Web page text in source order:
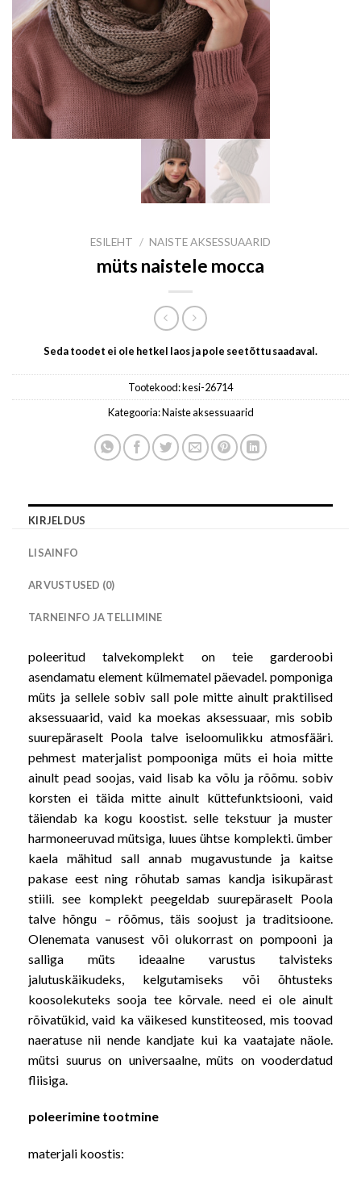
ESILEHT / NAISTE AKSESSUAARID
müts naistele mocca
Seda toodet ei ole hetkel laos ja pole seetõttu saadaval.
Tootekood:kesi-26714
Kategooria:Naiste aksessuaarid
KIRJELDUS
LISAINFO
ARVUSTUSED (0)
TARNEINFO JA TELLIMINE
poleeritud talvekomplekt on teie garderoobi
asendamatu element külmematel päevadel. pomponiga
müts ja sellele sobiv sall pole mitte ainult praktilised
aksessuaarid, vaid ka moekas aksessuaar, mis sobib
suurepäraselt Poola talve iseloomulikku atmosfääri.
pehmest materjalist pompooniga müts ei hoia mitte
ainult pead soojas, vaid lisab ka võlu ja rõõmu. sobiv
korsten ei täida mitte ainult küttefunktsiooni, vaid
täiendab ka kogu koostist. selle tekstuur ja muster
harmoneeruvad mütsiga, luues ühtse komplekti. ümber
kaela mähitud sall annab mugavustunde ja kaitse
pakase eest ning rõhutab samas kandja isikupärast
stiili. see komplekt peegeldab suurepäraselt Poola
talve hõngu – rõõmus, täis soojust ja traditsioone.
Olenemata vanusest või olukorrast on pompooni ja
salliga müts ideaalne varustus talvisteks
jalutuskäikudeks, kelgutamiseks või õhtusteks
koosolekuteks sooja tee kõrvale. need ei ole ainult
rõivatükid, vaid ka väikesed kunstiteosed, mis toovad
naeratuse nii nende kandjate kui ka vaatajate näole.
mütsi suurus on universaalne, müts on vooderdatud
fliisiga.
poleerimine tootmine
materjali koostis: